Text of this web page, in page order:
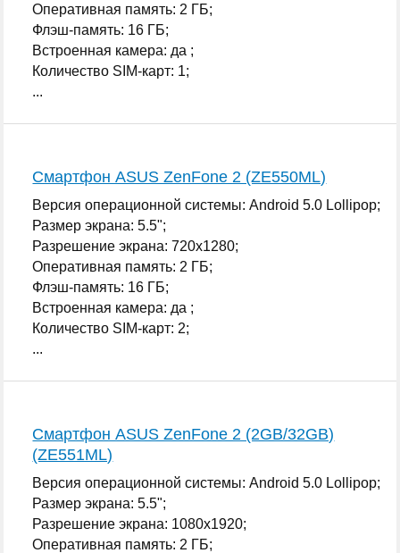
Оперативная память: 2 ГБ;
Флэш-память: 16 ГБ;
Встроенная камера: да ;
Количество SIM-карт: 1;
...
Смартфон ASUS ZenFone 2 (ZE550ML)
Версия операционной системы: Android 5.0 Lollipop;
Размер экрана: 5.5";
Разрешение экрана: 720x1280;
Оперативная память: 2 ГБ;
Флэш-память: 16 ГБ;
Встроенная камера: да ;
Количество SIM-карт: 2;
...
Смартфон ASUS ZenFone 2 (2GB/32GB)
(ZE551ML)
Версия операционной системы: Android 5.0 Lollipop;
Размер экрана: 5.5";
Разрешение экрана: 1080x1920;
Оперативная память: 2 ГБ;